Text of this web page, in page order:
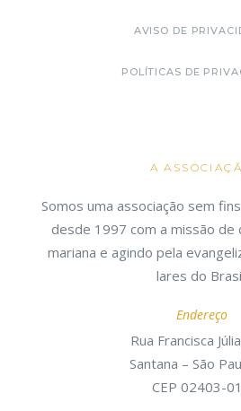
AVISO DE
POLÍTICAS DE
A
Somos uma associação sem
desde 1997 com a missão de
mariana e agindo pela
lares do
Endereço
Rua Francisca
Santana – São
CEP 02403-